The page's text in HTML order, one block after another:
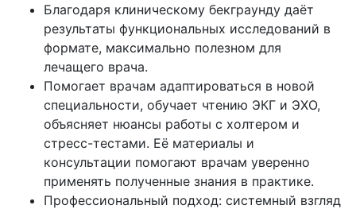
Благодаря клиническому бекграунду даёт
результаты функциональных исследований в
формате, максимально полезном для
лечащего врача.
Помогает врачам адаптироваться в новой
специальности, обучает чтению ЭКГ и ЭХО,
объясняет нюансы работы с холтером и
стресс-тестами. Её материалы и
консультации помогают врачам уверенно
применять полученные знания в практике.
Профессиональный подход: системный взгляд